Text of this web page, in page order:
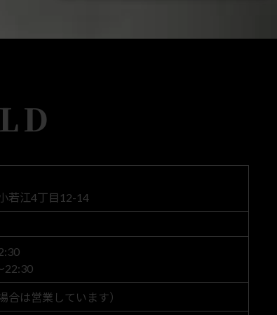
若江4丁目12-14
22:30
合は営業しています）